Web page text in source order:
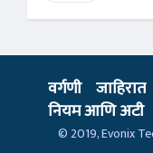
वर्गणी जाहिरात
नियम आणि अटी
© 2019,Evonix